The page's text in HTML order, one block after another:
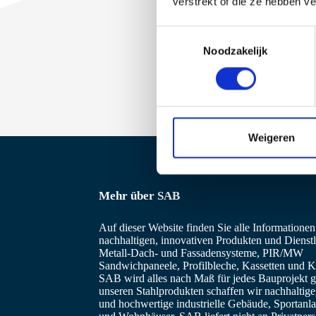
m
i
g
s
e
l
e
c
Noodzakelijk
Weigeren
Mehr über SAB
Auf dieser Website finden Sie alle
nachhaltigen, innovativen Produkten und
Metall-Dach- und Fassadensysteme, PIR/MW
Sandwichpaneele, Profilbleche, Kassetten und
SAB wird alles nach Maß für jedes Bauprojekt
unseren Stahlprodukten schaffen wir
und hochwertige industrielle Gebäude,